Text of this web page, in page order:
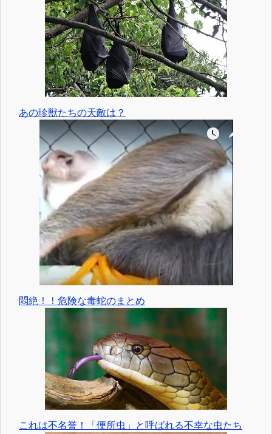
あの珍獣たちの天敵は？
悶絶！！危険な毒蛇のまとめ
これは不名誉！「便所虫」と呼ばれる不幸な虫たち